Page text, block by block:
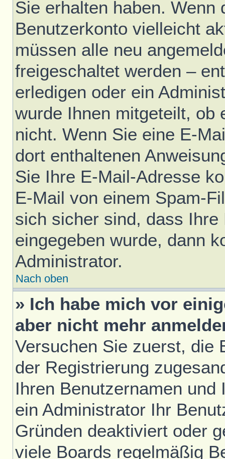
Sie erhalten haben.
Benutzerkonto vielleicht
müssen alle neu
freigeschaltet werden –
erledigen oder ein
wurde Ihnen mitgeteilt, ob
nicht. Wenn Sie eine E-
dort enthaltenen
Sie Ihre E-Mail-Adresse
E-Mail von einem Spam-
sich sicher sind, dass
eingegeben wurde, dann
Administrator.
Nach oben
» Ich habe mich vor
aber nicht mehr
Versuchen Sie zuerst, die
der Registrierung
Ihren Benutzernamen
ein Administrator Ihr
Gründen deaktiviert oder
viele Boards regelmäßig